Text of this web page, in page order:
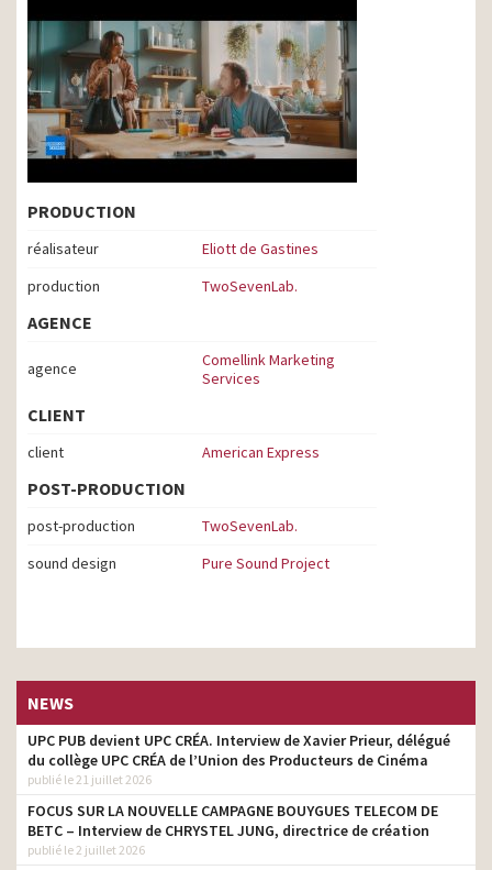
PRODUCTION
réalisateur
Eliott de Gastines
production
TwoSevenLab.
AGENCE
agence
Comellink Marketing
Services
CLIENT
client American Express
POST-PRODUCTION
post-production
TwoSevenLab.
sound design
Pure Sound Project
NEWS
UPC PUB devient UPC CRÉA. Interview de Xavier Prieur, délégué
du collège UPC CRÉA de l’Union des Producteurs de Cinéma
publié le 21 juillet 2026
FOCUS SUR LA NOUVELLE CAMPAGNE BOUYGUES TELECOM DE
BETC – Interview de CHRYSTEL JUNG, directrice de création
publié le 2 juillet 2026